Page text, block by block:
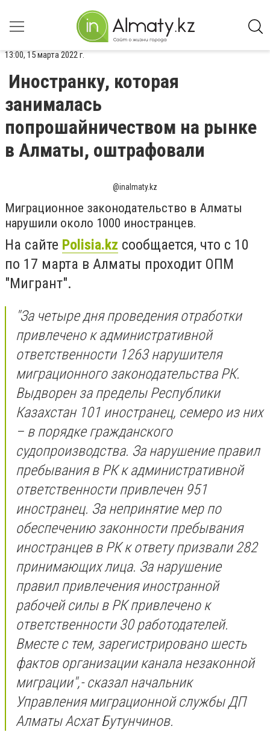
13:00, 15 марта 2022 г.
Иностранку, которая
занималась
попрошайничеством на рынке
в Алматы, оштрафовали
@inalmaty.kz
Миграционное законодательство в Алматы
нарушили около 1000 иностранцев.
На сайте Polisia.kz сообщается, что с 10
по 17 марта в Алматы проходит ОПМ
"Мигрант".
"За четыре дня проведения отработки
привлечено к административной
ответственности 1263 нарушителя
миграционного законодательства РК.
Выдворен за пределы Республики
Казахстан 101 иностранец, семеро из них
– в порядке гражданского
судопроизводства. За нарушение правил
пребывания в РК к административной
ответственности привлечен 951
иностранец. За непринятие мер по
обеспечению законности пребывания
иностранцев в РК к ответу призвали 282
принимающих лица. За нарушение
правил привлечения иностранной
рабочей силы в РК привлечено к
ответственности 30 работодателей.
Вместе с тем, зарегистрировано шесть
фактов организации канала незаконной
миграции",- сказал начальник
Управления миграционной службы ДП
Алматы Асхат Бутунчинов.